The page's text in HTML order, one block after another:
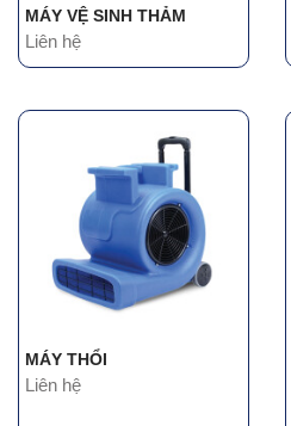
MÁY VỆ SINH THẢM
Liên hệ
MÁY THỔI
Liên hệ